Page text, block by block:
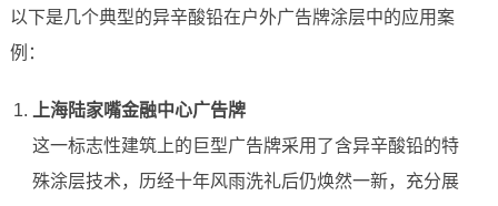
以下是几个典型的异辛酸铅在户外广告牌涂层中的应用案
例：
上海陆家嘴金融中心广告牌
这一标志性建筑上的巨型广告牌采用了含异辛酸铅的特
殊涂层技术，历经十年风雨洗礼后仍焕然一新，充分展